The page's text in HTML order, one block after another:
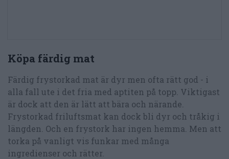
Köpa färdig mat
Färdig frystorkad mat är dyr men ofta rätt god - i
alla fall ute i det fria med aptiten på topp. Viktigast
är dock att den är lätt att bära och närande.
Frystorkad friluftsmat kan dock bli dyr och tråkig i
längden. Och en frystork har ingen hemma. Men att
torka på vanligt vis funkar med många
ingredienser och rätter.